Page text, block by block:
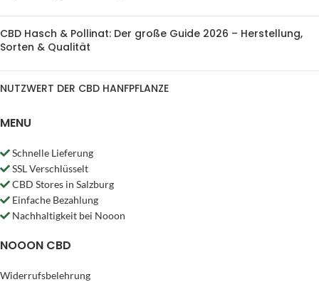
CBD Hasch & Pollinat: Der große Guide 2026 – Herstellung,
Sorten & Qualität
NUTZWERT DER CBD HANFPFLANZE
MENU
Schnelle Lieferung
SSL Verschlüsselt
CBD Stores in Salzburg
Einfache Bezahlung
Nachhaltigkeit bei Nooon
NOOON CBD
Widerrufsbelehrung